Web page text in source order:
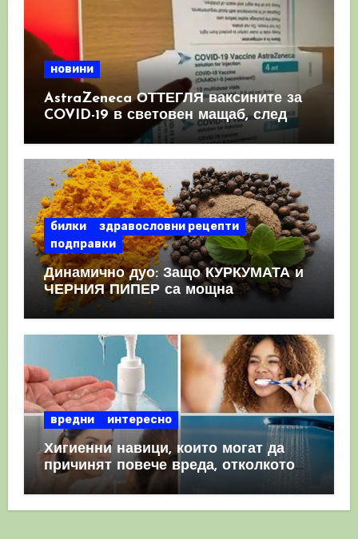
новини
AstraZeneca ОТТЕГЛЯ ваксините за
COVID-19 в световен мащаб, след
като призна, че те причиняват
билки
здравословни рецепти
подправки
Динамично дуо: Защо КУРКУМАТА и
ЧЕРНИЯ ПИПЕР са мощна
комбинация
вредни интересно
Хигиенни навици, които могат да
причинят повече вреда, отколкото
полза